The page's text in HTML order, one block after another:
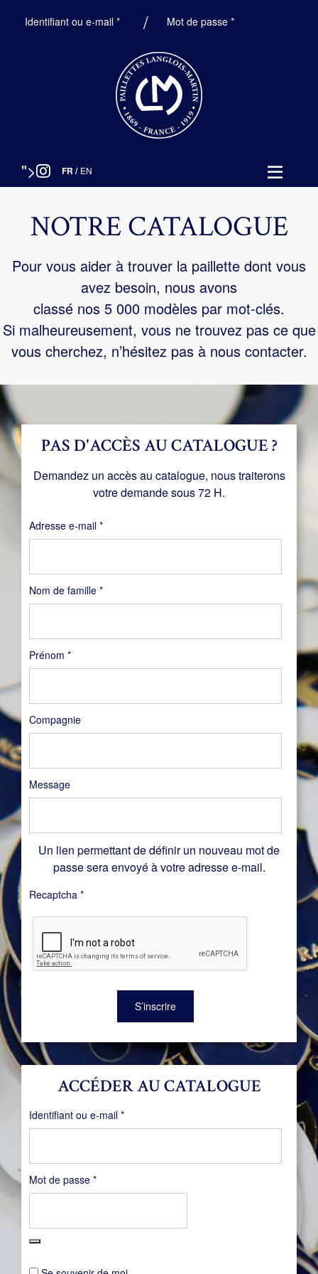
Identifiant ou e-mail *ObligatoireMot de passe*Obligatoire
"> FR / EN
NOTRE CATALOGUE
Pour vous aider à trouver la paillette dont vous
avez besoin, nous avons
classé nos 5 000 modèles par mot-clés.
Si malheureusement, vous ne trouvez pas ce que
vous cherchez, n’hésitez pas à nous contacter.
ACCÉDER AU CATALOGUE
Identifiant ou e-mail *Obligatoire
Mot de passe *Obligatoire
Nom de famille *
Prénom *
Compagnie
Message
PAS D'ACCÈS AU CATALOGUE ?
Demandez un accès au catalogue, nous traiterons
votre demande sous 72 H.
Adresse e-mail *Obligatoire
Un lien permettant de définir un nouveau mot de
passe sera envoyé à votre adresse e-mail.
Recaptcha *
S’inscrire